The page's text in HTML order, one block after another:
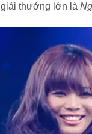
thưởng lớn là